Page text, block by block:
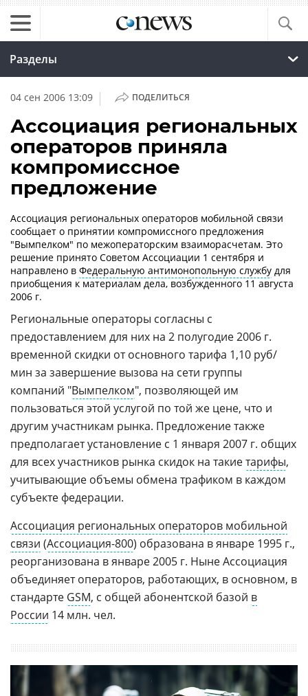
Разделы
04 сен 2006 13:09 | ПОДЕЛИТЬСЯ
Ассоциация региональных
операторов приняла
компромиссное
предложение
Ассоциация региональных операторов мобильной связи
сообщает о принятии компромиссного предложения
"Вымпелком" по межоператорским взаиморасчетам. Это
решение принято Советом Ассоциации 1 сентября и
направлено в Федеральную антимонопольную службу для
приобщения к материалам дела, возбужденного 11 августа
2006 г.
Региональные операторы согласны с
предоставлением для них на 2 полугодие 2006 г.
временной скидки от основного тарифа 1,10 руб/
мин за завершение вызова на сети группы
компаний "Вымпелком", позволяющей им
пользоваться этой услугой по той же цене, что и
другим участникам рынка. Предложение также
предполагает установление с 1 января 2007 г. общих
для всех участников рынка скидок на такиетарифы,
учитывающие объемы обмена трафиком в каждом
субъекте федерации.
Ассоциация региональных операторов мобильной
связи (Ассоциация-800) образована в январе 1995 г.,
реорганизована в январе 2005 г. Ныне Ассоциация
объединяет операторов, работающих, в основном, в
стандарте GSM, с общей абонентской базой в
России 14 млн. чел.